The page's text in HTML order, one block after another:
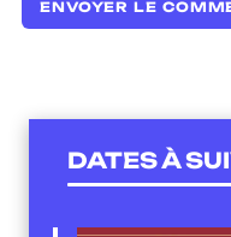
DATES À